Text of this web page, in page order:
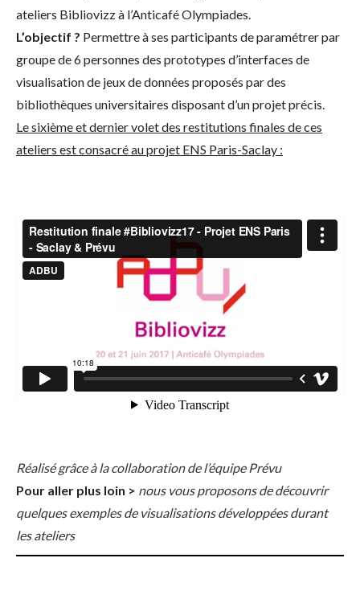
ateliers Bibliovizz à l’Anticafé Olympiades.
L’objectif ? Permettre à ses participants de paramétrer par
groupe de 6 personnes des prototypes d’interfaces de
visualisation de jeux de données proposés par des
bibliothèques universitaires disposant d’un projet précis.
Le sixième et dernier volet des restitutions finales de ces
ateliers est consacré au projet ENS Paris-Saclay :
Réalisé grâce à la collaboration de l’équipe Prévu
Pour aller plus loin > nous vous proposons de découvrir
quelques exemples de visualisations développées durant
les ateliers